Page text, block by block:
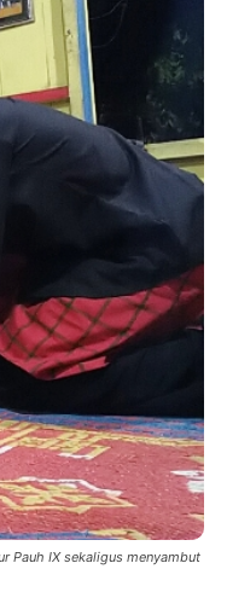
Pauh IX sekaligus menyambut